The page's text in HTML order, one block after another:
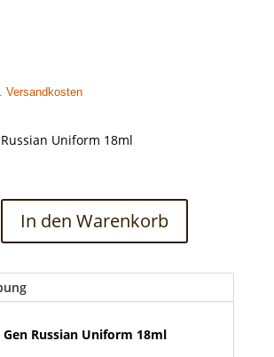
Versandkosten
Uniform 18ml
In den Warenkorb
Gen Russian Uniform 18ml